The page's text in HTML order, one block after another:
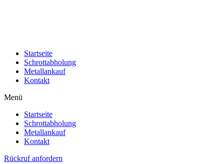
Startseite
Schrottabholung
Metallankauf
Kontakt
Menü
Startseite
Schrottabholung
Metallankauf
Kontakt
Rückruf anfordern